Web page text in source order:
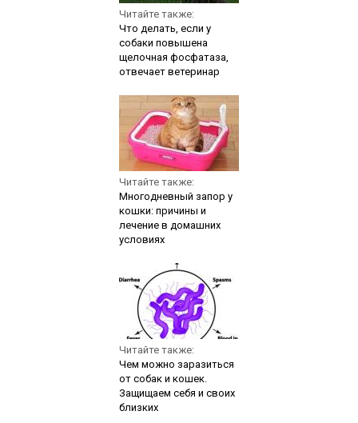
Читайте также:
Что делать, если у
собаки повышена
щелочная фосфатаза,
отвечает ветеринар
Читайте также:
Многодневный запор у
кошки: причины и
лечение в домашних
условиях
Читайте также:
Чем можно заразиться
от собак и кошек.
Защищаем себя и своих
близких